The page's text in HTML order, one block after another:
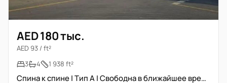
AED 180 тыс.
AED 93 / ft²
3
4 1 938 ft²
Спина к спине | Тип A | Свободна в ближайшее время | Без мебели